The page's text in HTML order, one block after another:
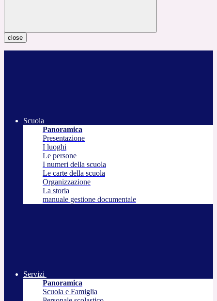
close
Scuola
Panoramica
Presentazione
I luoghi
Le persone
I numeri della scuola
Le carte della scuola
Organizzazione
La storia
manuale gestione documentale
Servizi
Panoramica
Scuola e Famiglia